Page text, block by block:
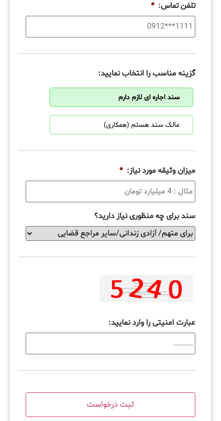
تلفن تماس: *
گزینه مناسب را انتخاب نمایید:
سند اجاره ای لازم دارم
مالک سند هستم (همکاری)
میزان وثیقه مورد نیاز: *
سند برای چه منظوری نیاز دارید؟
عبارت امنیتی را وارد نمایید: